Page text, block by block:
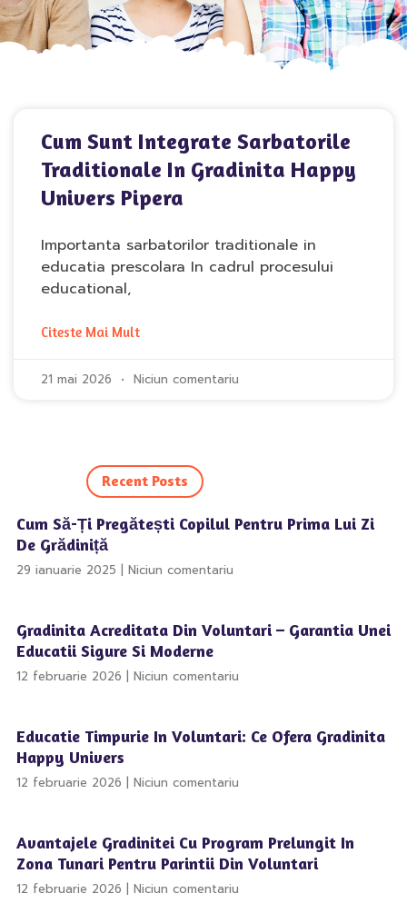
Cum Sunt Integrate Sarbatorile
Traditionale In Gradinita Happy
Univers Pipera
Importanta sarbatorilor traditionale in
educatia prescolara In cadrul procesului
educational,
Citeste Mai Mult
21 mai 2026 Niciun comentariu
Recent Posts
Cum Să-Ți Pregătești Copilul Pentru Prima Lui Zi
De Grădiniță
29 ianuarie 2025 Niciun comentariu
Gradinita Acreditata Din Voluntari – Garantia Unei
Educatii Sigure Si Moderne
12 februarie 2026 Niciun comentariu
Educatie Timpurie In Voluntari: Ce Ofera Gradinita
Happy Univers
12 februarie 2026 Niciun comentariu
Avantajele Gradinitei Cu Program Prelungit In
Zona Tunari Pentru Parintii Din Voluntari
12 februarie 2026 Niciun comentariu